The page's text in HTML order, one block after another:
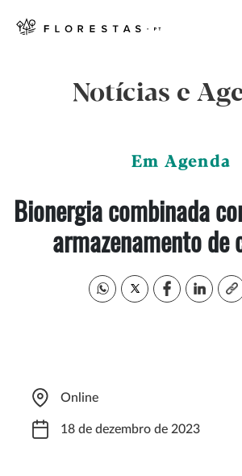
Notícias e
Em Agenda
Bionergia combinada
armazenamento de
Online
18 de dezembro de 2023